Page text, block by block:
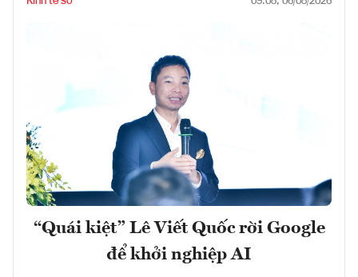
“Quái kiệt” Lê Viết Quốc rời Google
để khởi nghiệp AI